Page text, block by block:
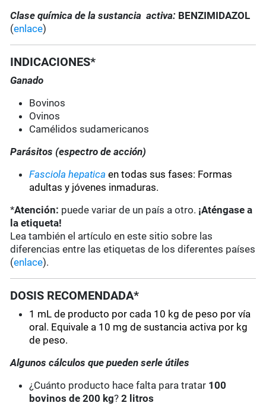
Clase química de la sustancia activa: BENZIMIDAZOL
(enlace)
INDICACIONES*
Ganado
Bovinos
Ovinos
Camélidos sudamericanos
Parásitos (espectro de acción)
Fasciola hepatica en todas sus fases: Formas
adultas y jóvenes inmaduras.
*Atención: puede variar de un país a otro. ¡Aténgase a
la etiqueta!
Lea también el artículo en este sitio sobre las
diferencias entre las etiquetas de los diferentes países
(enlace).
DOSIS RECOMENDADA*
1 mL de producto por cada 10 kg de peso por vía
oral. Equivale a 10 mg de sustancia activa por kg
de peso.
Algunos cálculos que pueden serle útiles
¿Cuánto producto hace falta para tratar 100
bovinos de 200 kg?2 litros